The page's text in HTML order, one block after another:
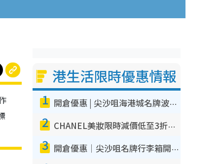
港生活限時優惠情報
1 開倉優惠 | 尖沙咀海港城名牌波鞋開倉低至1折！On鞋$899起／Joy&Peace鞋履$98起
2 CHANEL美妝限時減價低至3折！人氣粉底/唇膏/精華液低至$275！COCO香水都有平
3 開倉優惠｜尖沙咀名牌行李箱開倉低至4折！一連5日 American Tourister/ace./Hallmark $200起！